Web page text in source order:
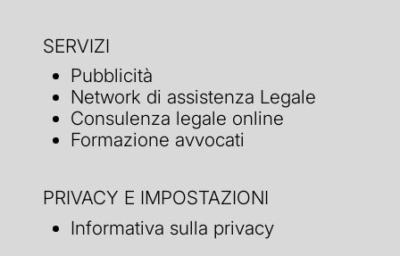
SERVIZI
Pubblicità
Network di assistenza Legale
Consulenza legale online
Formazione avvocati
PRIVACY E IMPOSTAZIONI
Informativa sulla privacy